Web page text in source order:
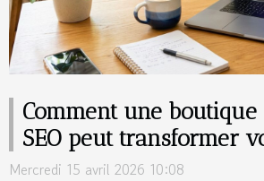
Comment une
SEO peut transformer
Mercredi 15 avril 2026 10:08